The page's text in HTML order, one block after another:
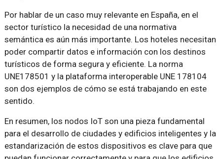
Por hablar de un caso muy relevante en España, en el
sector turístico la necesidad de una normativa
semántica es aún más importante. Los hoteles necesitan
poder compartir datos e información con los destinos
turísticos de forma segura y eficiente. La norma
UNE178501 y la plataforma interoperable UNE 178104
son dos ejemplos de cómo se está trabajando en este
sentido.
En resumen, los nodos IoT son una pieza fundamental
para el desarrollo de ciudades y edificios inteligentes y la
estandarización de estos dispositivos es clave para que